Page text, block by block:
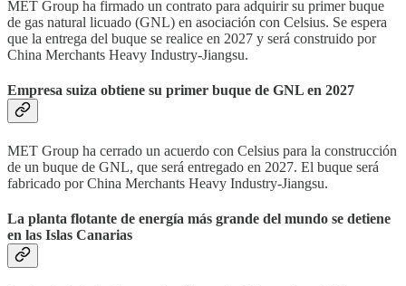
MET Group ha firmado un contrato para adquirir su primer buque
de gas natural licuado (GNL) en asociación con Celsius. Se espera
que la entrega del buque se realice en 2027 y será construido por
China Merchants Heavy Industry-Jiangsu.
Empresa suiza obtiene su primer buque de GNL en 2027
MET Group ha cerrado un acuerdo con Celsius para la construcción
de un buque de GNL, que será entregado en 2027. El buque será
fabricado por China Merchants Heavy Industry-Jiangsu.
La planta flotante de energía más grande del mundo se detiene
en las Islas Canarias